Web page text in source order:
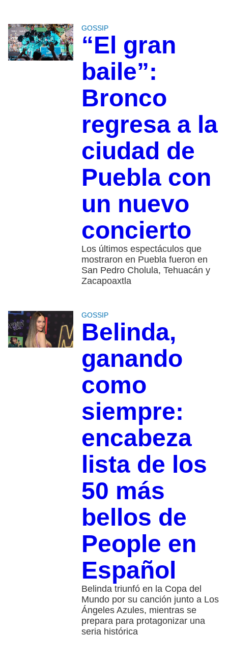
GOSSIP
“El gran
baile”:
Bronco
regresa a la
ciudad de
Puebla con
un nuevo
concierto
Los últimos espectáculos que
mostraron en Puebla fueron en
San Pedro Cholula, Tehuacán y
Zacapoaxtla
GOSSIP
Belinda,
ganando
como
siempre:
encabeza
lista de los
50 más
bellos de
People en
Español
Belinda triunfó en la Copa del
Mundo por su canción junto a Los
Ángeles Azules, mientras se
prepara para protagonizar una
seria histórica